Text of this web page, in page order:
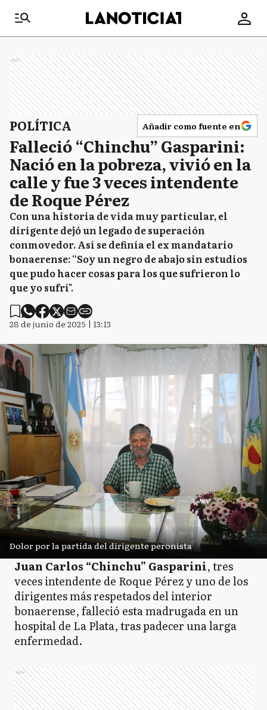
Ads
POLÍTICA Añadir como fuente en
Falleció “Chinchu” Gasparini:
Nació en la pobreza, vivió en la
calle y fue 3 veces intendente
de Roque Pérez
Con una historia de vida muy particular, el
dirigente dejó un legado de superación
conmovedor. Así se definía el ex mandatario
bonaerense: “Soy un negro de abajo sin estudios
que pudo hacer cosas para los que sufrieron lo
que yo sufrí".
28 de junio de 2025 | 13:13
Dolor por la partida del dirigente peronista
Juan Carlos “Chinchu” Gasparini, tres
veces intendente de Roque Pérez y uno de los
dirigentes más respetados del interior
bonaerense, falleció esta madrugada en un
hospital de La Plata, tras padecer una larga
enfermedad.
Ads